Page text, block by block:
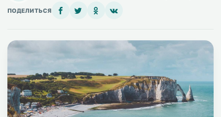
ПОДЕЛИТЬСЯ